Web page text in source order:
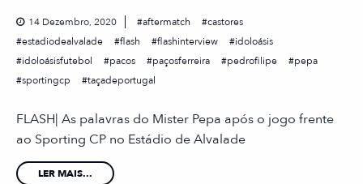
14 Dezembro, 2020 aftermatch
castores
estadiodealvalade
flash flashinterview
idoloásis
idoloásisfutebol
pacos paçosferreira pedrofilipe
pepa
sportingcp
taçadeportugal
FLASH| As palavras do Mister Pepa após o jogo frente
ao Sporting CP no Estádio de Alvalade ⠀
LER MAIS...